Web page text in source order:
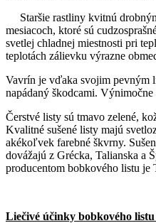
Staršie rastliny kvitnú
mesiacoch, ktoré sú
svetlej chladnej miestnosti pri
teplotách zálievku výrazne
Vavrín je vďaka svojim pevným
napádaný škodcami.
Čerstvé listy sú tmavo zelené,
Kvalitné sušené listy majú
akékoľvek farebné škvrny.
dovážajú z Grécka, Talianska a
producentom bobkového listu je
Liečivé účinky bobkového